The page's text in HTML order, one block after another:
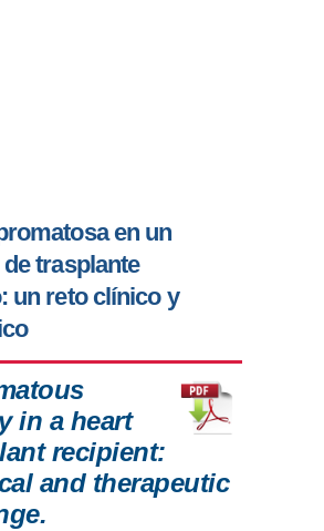
en un
trasplante
un reto clínico y
in a heart
recipient:
and therapeutic